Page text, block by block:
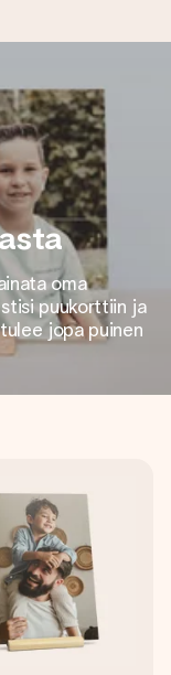
sen hetkessä,
sillä on eniten
on 4,8 Google
ja lähtee matkaan
oma
puukorttiin ja
jopa puinen